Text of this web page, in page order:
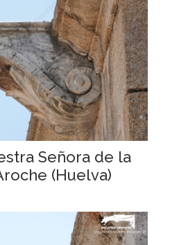
Señora de la
(Huelva)